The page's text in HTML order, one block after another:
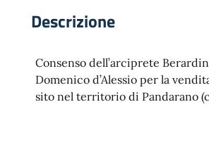
Descrizione
Consenso dell’arciprete
Domenico d’Alessio per la
sito nel territorio di Pandarano